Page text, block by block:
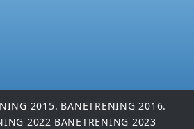
2015. BANETRENING 2016.
2022 BANETRENING 2023